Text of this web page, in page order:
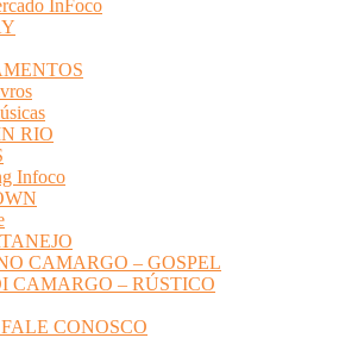
InFoco
RIO
Infoco
CAMARGO – GOSPEL
CAMARGO – RÚSTICO
FALE CONOSCO